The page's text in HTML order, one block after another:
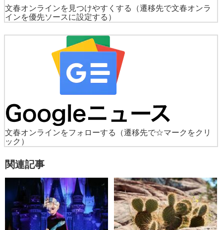
文春オンラインを見つけやすくする
（遷移先で文春オンラ
インを優先ソースに設定する）
文春オンラインをフォローする
（遷移先で☆マークをクリ
ック）
関連記事